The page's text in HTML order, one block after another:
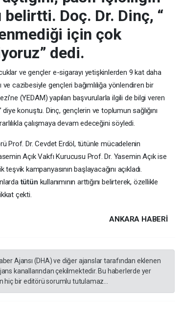
belirtti. Doç. Dr. Dinç, “
için çok
dedi.
ve gençler e-sigarayı yetişkinlerden 9 kat daha
ve cazibesiyle gençleri bağımlılığa yönlendiren bir
(YEDAM) yapılan başvurularla ilgili de bilgi veren
diye konuştu. Dinç, gençlerin ve toplumun sağlığını
çalışmaya devam edeceğini söyledi.
Prof. Dr. Cevdet Erdöl, tütünle mücadelenin
Açık Vakfı Kurucusu Prof. Dr. Yasemin Açık ise
kampanyasının başlayacağını açıkladı.
tütün kullanımının arttığını belirterek, özellikle
çekti.
ANKARA HABERİ
Ajansı (DHA) ve diğer ajanslar tarafından eklenen
kanallarından çekilmektedir. Bu haberlerde yer
bir editörü sorumlu tutulamaz...